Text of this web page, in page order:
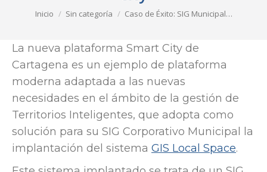
Estás aquí:
Inicio Sin categoría Caso de Éxito: SIG Municipal…
La nueva plataforma Smart City de
Cartagena es un ejemplo de plataforma
moderna adaptada a las nuevas
necesidades en el ámbito de la gestión de
Territorios Inteligentes, que adopta como
solución para su SIG Corporativo Municipal la
implantación del sistema GIS Local Space.